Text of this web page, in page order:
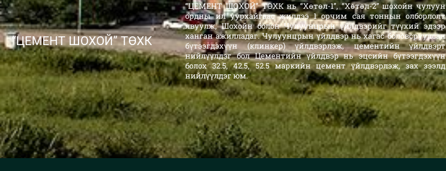
“ЦЕМЕНТ ШОХОЙ” ТӨХК
“ЦЕМЕНТ ШОХОЙ” ТӨХК нь “Хөтөл-1”, “Хөтөл-2” шохойн чулуун
ордны ил уурхайгаас жилдээ 1 орчим сая тоннын олборлолт
явуулж, Шохойн болон Чулуунцрын үйлдвэрийг түүхий эдээр
ханган ажилладаг. Чулуунцрын үйлдвэр нь хагас боловсруулсан
бүтээгдэхүүн (клинкер) үйлдвэрлэж, цементийн үйлдвэрт
нийлүүлдэг бол Цементийн үйлдвэр нь эцсийн бүтээгдэхүүн
болох 32.5, 42.5, 52.5 маркийн цемент үйлдвэрлэж, зах зээлд
нийлүүлдэг юм.